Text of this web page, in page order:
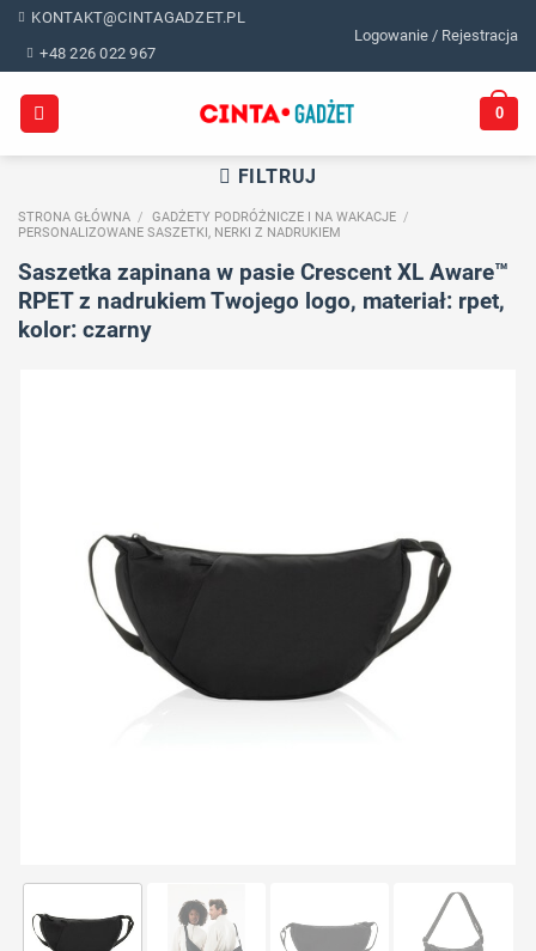
Skip
content
KONTAKT@CINTAGADZET.PL
+48 226 022 967
Logowanie / Rejestracja
0
FILTRUJ
STRONA GŁÓWNA / GADŻETY PODRÓŻNICZE I NA WAKACJE /
PERSONALIZOWANE SASZETKI, NERKI Z NADRUKIEM
Saszetka zapinana w pasie Crescent XL Aware™
RPET z nadrukiem Twojego logo, materiał: rpet,
kolor: czarny